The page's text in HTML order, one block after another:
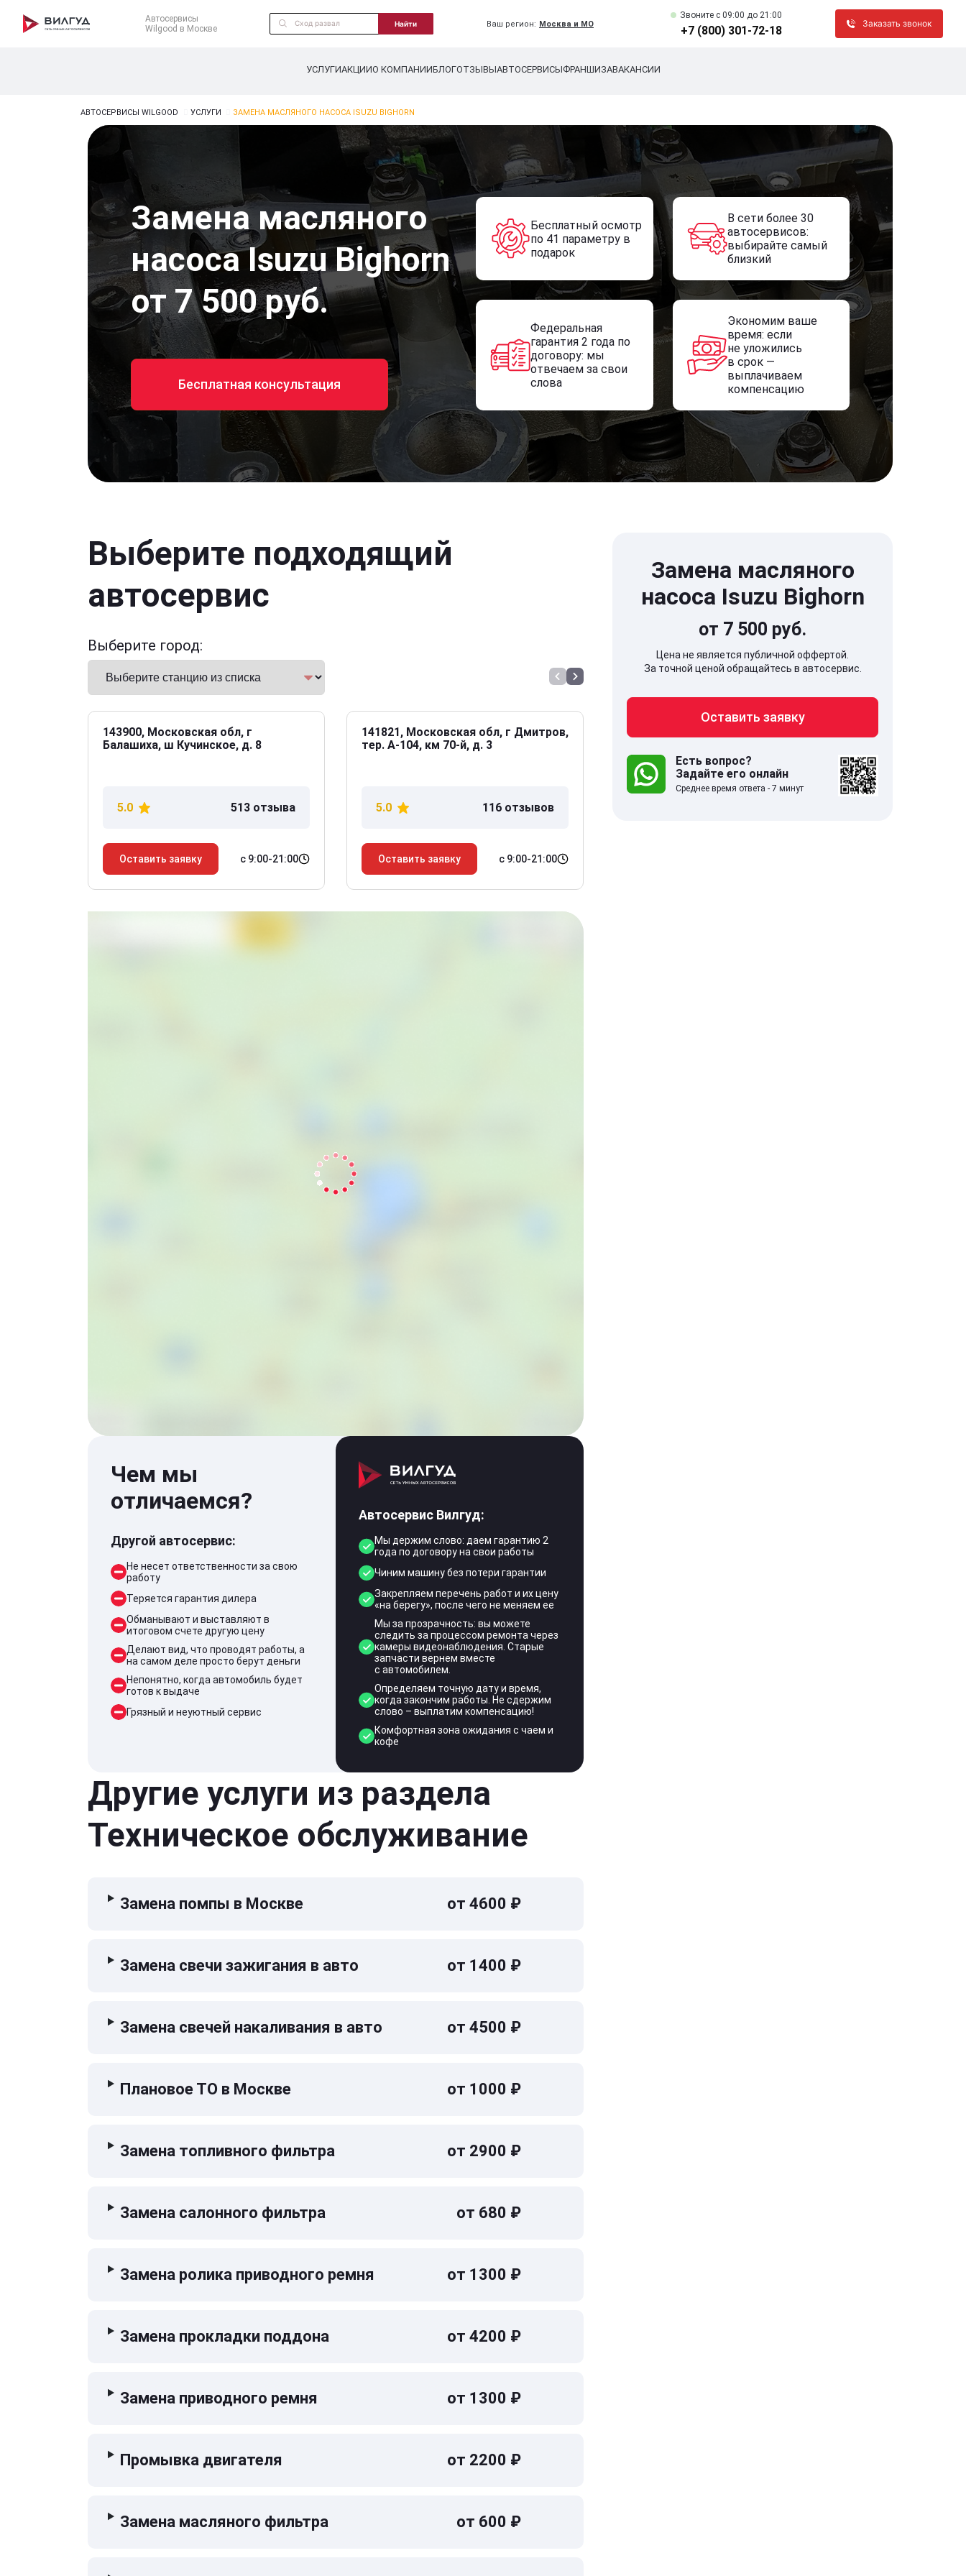
Автосервисы
Wilgood в Москве
Найти Ваш регион: Москва и МО
Звоните c 09:00 до 21:00
+7 (800) 301-72-18
Заказать звонок
УСЛУГИАКЦИИО КОМПАНИИБЛОГОТЗЫВЫАВТОСЕРВИСЫФРАНШИЗАВАКАНСИИ
АВТОСЕРВИСЫ WILGOOD УСЛУГИ ЗАМЕНА МАСЛЯНОГО НАСОСА ISUZU BIGHORN
Замена масляного
насоса Isuzu Bighorn
от 7 500 руб.
Бесплатная консультация
Бесплатный осмотр
по 41 параметру в
подарок
В сети более 30
автосервисов:
выбирайте самый
близкий
Федеральная
гарантия 2 года по
договору: мы
отвечаем за свои
слова
Экономим ваше
время: если
не уложились
в срок —
выплачиваем
компенсацию
Выберите подходящий
автосервис
Выберите город:
143900, Московская обл, г
Балашиха, ш Кучинское, д. 8
5.0 513 отзыва
Оставить заявку с 9:00-21:00
141821, Московская обл, г Дмитров,
тер. А-104, км 70-й, д. 3
5.0 116 отзывов
Оставить заявку с 9:00-21:00
141707, Московская обл,
дом 5
Чем мы
отличаемся?
Другой автосервис:
Не несет ответственности за свою
работу
Теряется гарантия дилера
Обманывают и выставляют в
итоговом счете другую цену
Делают вид, что проводят работы, а
на самом деле просто берут деньги
Непонятно, когда автомобиль будет
готов к выдаче
Грязный и неуютный сервис
Автосервис Вилгуд:
Мы держим слово: даем гарантию 2
года по договору на свои работы
Чиним машину без потери гарантии
Закрепляем перечень работ и их цену
«на берегу», после чего не меняем ее
Мы за прозрачность: вы можете
следить за процессом ремонта через
камеры видеонаблюдения. Старые
запчасти вернем вместе
с автомобилем.
Определяем точную дату и время,
когда закончим работы. Не сдержим
слово – выплатим компенсацию!
Комфортная зона ожидания с чаем и
кофе
Другие услуги из раздела
Техническое обслуживание
Замена помпы в Москве от 4600 ₽
Замена свечи зажигания в авто от 1400 ₽
Замена свечей накаливания в авто от 4500 ₽
Плановое ТО в Москве от 1000 ₽
Замена топливного фильтра от 2900 ₽
Замена салонного фильтра от 680 ₽
Замена ролика приводного ремня от 1300 ₽
Замена прокладки поддона от 4200 ₽
Замена приводного ремня от 1300 ₽
Промывка двигателя от 2200 ₽
Замена масляного фильтра от 600 ₽
Замена масляного
насоса Isuzu Bighorn
от 7 500 руб.
Цена не является публичной оффертой.
За точной ценой обращайтесь в автосервис.
Оставить заявку
Есть вопрос?
Задайте его онлайн
Среднее время ответа - 7 минут